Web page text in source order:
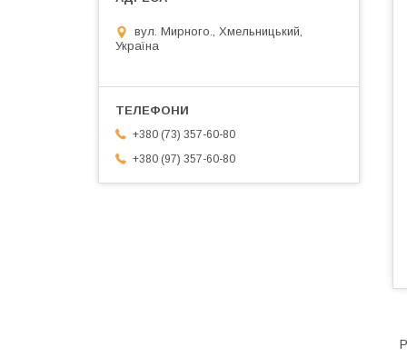
вул. Мирного., Хмельницький,
Україна
+380 (73) 357-60-80
+380 (97) 357-60-80